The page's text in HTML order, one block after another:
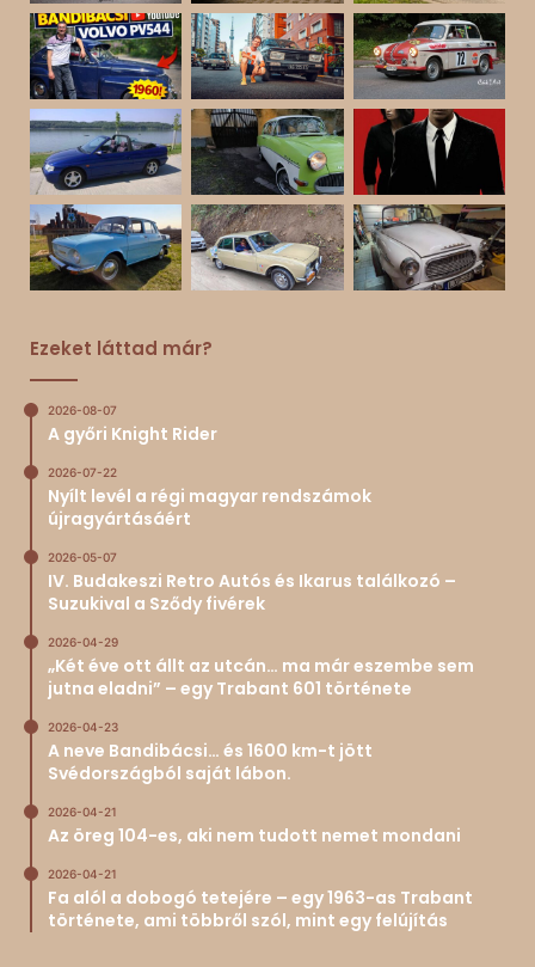
Ezeket láttad már?
2026-08-07
A győri Knight Rider
2026-07-22
Nyílt levél a régi magyar rendszámok
újragyártásáért
2026-05-07
IV. Budakeszi Retro Autós és Ikarus találkozó –
Suzukival a Sződy fivérek
2026-04-29
„Két éve ott állt az utcán… ma már eszembe sem
jutna eladni” – egy Trabant 601 története
2026-04-23
A neve Bandibácsi… és 1600 km-t jött
Svédországból saját lábon.
2026-04-21
Az öreg 104-es, aki nem tudott nemet mondani
2026-04-21
Fa alól a dobogó tetejére – egy 1963-as Trabant
története, ami többről szól, mint egy felújítás